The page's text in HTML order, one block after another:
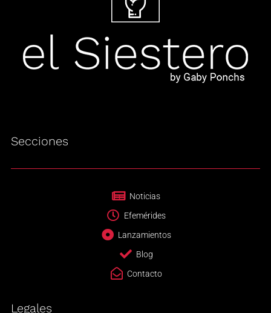
Secciones
Noticias
Efemérides
Lanzamientos
Blog
Contacto
Legales